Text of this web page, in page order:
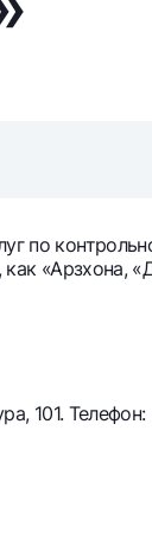
по
как «Арзхона,
101.